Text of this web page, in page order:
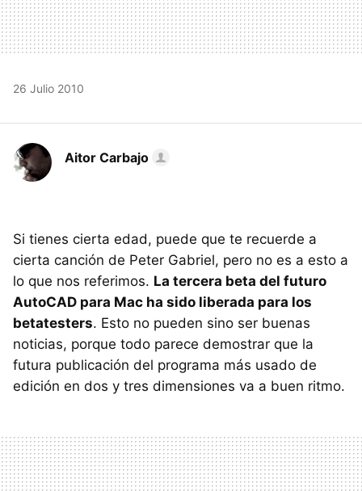
26 Julio 2010
Aitor Carbajo
Si tienes cierta edad, puede que te recuerde a
cierta canción de Peter Gabriel, pero no es a esto a
lo que nos referimos. La tercera beta del futuro
AutoCAD para Mac ha sido liberada para los
betatesters. Esto no pueden sino ser buenas
noticias, porque todo parece demostrar que la
futura publicación del programa más usado de
edición en dos y tres dimensiones va a buen ritmo.